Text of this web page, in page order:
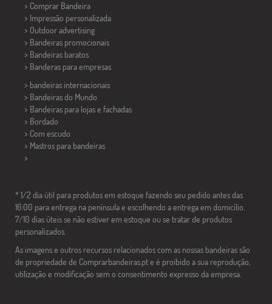
> Comprar Bandeira
> Impressão personalizada
> Outdoor advertising
> Bandeiras promocionais
> Bandeiras baratos
> Banderas para empresas
> bandeiras internacionais
> Bandeiras do Mundo
> Bandeiras para lojas e fachadas
> Bordado
> Com escudo
> Mastros para bandeiras
>
* 1/2 dia útil para produtos em estoque fazendo seu pedido antes das
16:00 para entrega na península e escolhendo a entrega em domicílio.
7/10 dias úteis se não estiver em estoque ou se tratar de produtos
personalizados.
As imagens e outros recursos relacionados com as nossas bandeiras são
de propriedade de Comprarbandeiras.pt e é proibido a sua reprodução,
utilização e modificação sem o consentimento expresso da empresa.